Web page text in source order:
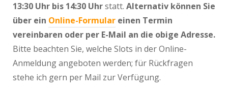
13:30 Uhr bis 14:30 Uhrstatt. Alternativ können Sie
über ein Online-Formular einen Termin
vereinbaren oder per E-Mail an die obige Adresse.
Bitte beachten Sie, welche Slots in der Online-
Anmeldung angeboten werden; für Rückfragen
stehe ich gern per Mail zur Verfügung.